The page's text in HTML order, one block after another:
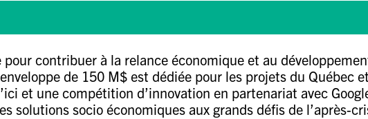
contribuer à la relance économique et au
de 150 M$ est dédiée pour les projets du Québec
et une compétition d’innovation en partenariat avec
solutions socio économiques aux grands défis de l’après-